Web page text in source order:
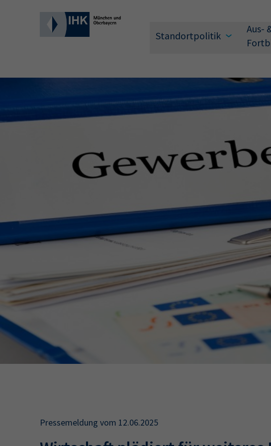
Standortpolitik
Aus-
Hier können Sie
34c
Wirtschaftsfachwirt
Pressemeldung vom 12.06.2025